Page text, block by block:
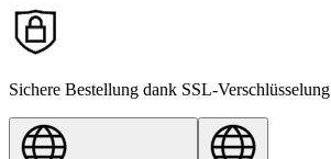
Sichere Bestellung dank SSL-Verschlüsselung